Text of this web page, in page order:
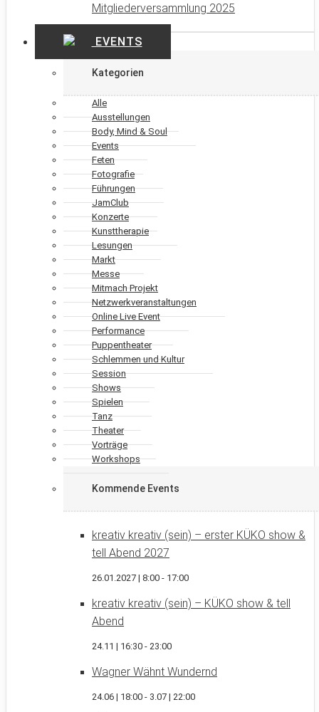
Mitgliederversammlung 2025
EVENTS
Kategorien
Alle
Ausstellungen
Body, Mind & Soul
Events
Feten
Fotografie
Führungen
JamClub
Konzerte
Kunsttherapie
Lesungen
Markt
Messe
Mitmach Projekt
Netzwerkveranstaltungen
Online Live Event
Performance
Puppentheater
Schlemmen und Kultur
Session
Shows
Spielen
Tanz
Theater
Vorträge
Workshops
Kommende Events
kreativ kreativ (sein) – erster KÜKO show &
tell Abend 2027
26.01.2027 | 8:00 - 17:00
kreativ kreativ (sein) – KÜKO show & tell
Abend
24.11 | 16:30 - 23:00
Wagner Wähnt Wundernd
24.06 | 18:00 - 3.07 | 22:00